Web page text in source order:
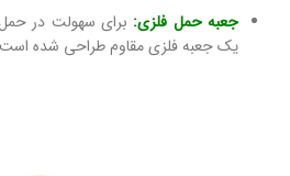
جعبه حمل فلزی: برای سهولت در حمل
یک جعبه فلزی مقاوم طراحی شده